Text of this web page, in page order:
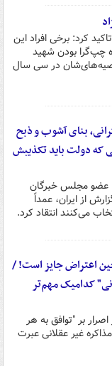
کرد: برخی افراد این
چپ‌گرا بودن شهید
در سی سال
گرانی، بنای آشوب و ذبح
که دولت باید تکذیبش
عضو مجلس خبرگان
از ایران، عمداً
می‌کنند انتقاد کرد.
اعتراض جایز است! /
کدامیک مهم‌تر
بر "توافق به هر
غیر عقلانی عبرت